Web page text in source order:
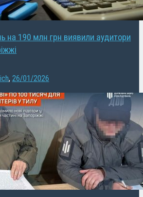
на 190 млн грн виявили аудитори
, 26/01/2026